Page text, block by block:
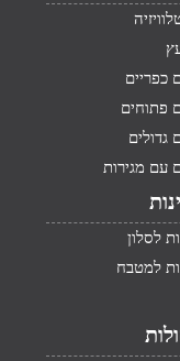
כפריים
פתוחים
גדולים
עם מגירות
לסלון
למטבח